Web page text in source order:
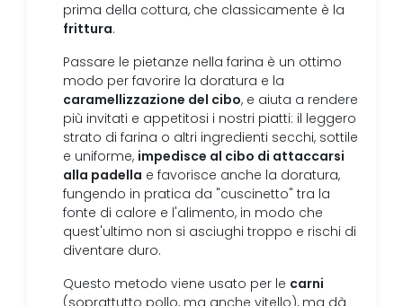
prima della cottura, che classicamente è la
frittura.
Passare le pietanze nella farina è un ottimo
modo per favorire la doratura e la
caramellizzazione del cibo, e aiuta a rendere
più invitati e appetitosi i nostri piatti: il leggero
strato di farina o altri ingredienti secchi, sottile
e uniforme, impedisce al cibo di attaccarsi
alla padella e favorisce anche la doratura,
fungendo in pratica da "cuscinetto" tra la
fonte di calore e l'alimento, in modo che
quest'ultimo non si asciughi troppo e rischi di
diventare duro.
Questo metodo viene usato per le carni
(soprattutto pollo, ma anche vitello), ma dà